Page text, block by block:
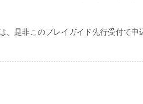
、是非このプレイガイド先行受付で申